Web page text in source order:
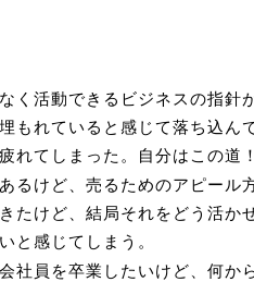
く活動できるビジネスの指針
もれていると感じて落ち込ん
れてしまった。自分はこの道
るけど、売るためのアピール
たけど、結局それをどう活か
と感じてしまう。
社員を卒業したいけど、何か